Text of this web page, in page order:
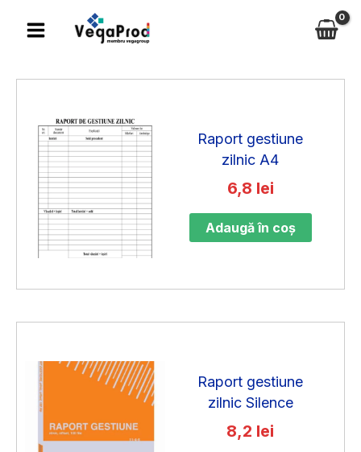
Raport gestiune
zilnic A4
6,8 lei
Adaugă în coș
Raport gestiune
zilnic Silence
8,2 lei